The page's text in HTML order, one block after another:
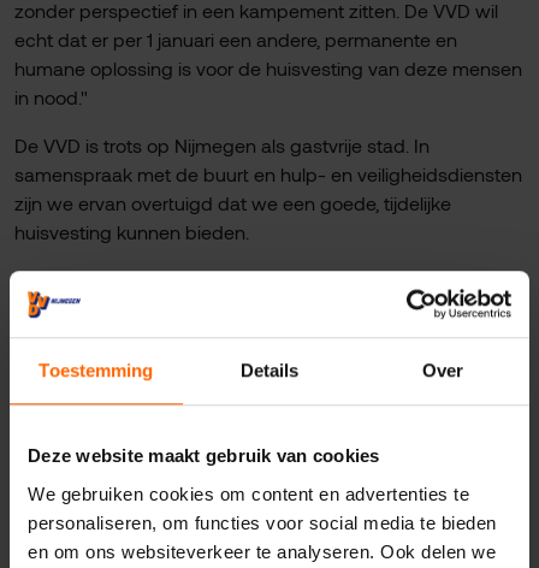
Toestemming Details Over
Deze website maakt gebruik van cookies
We gebruiken cookies om content en advertenties te
personaliseren, om functies voor social media te bieden
en om ons websiteverkeer te analyseren. Ook delen we
zonder perspectief in een kampement zitten. De VVD wil
echt dat er per 1 januari een andere, permanente en
humane oplossing is voor de huisvesting van deze mensen
in nood."
De VVD is trots op Nijmegen als gastvrije stad. In
samenspraak met de buurt en hulp- en veiligheidsdiensten
zijn we ervan overtuigd dat we een goede, tijdelijke
huisvesting kunnen bieden.
Nieuws VVD Nijmegen Veiligheid